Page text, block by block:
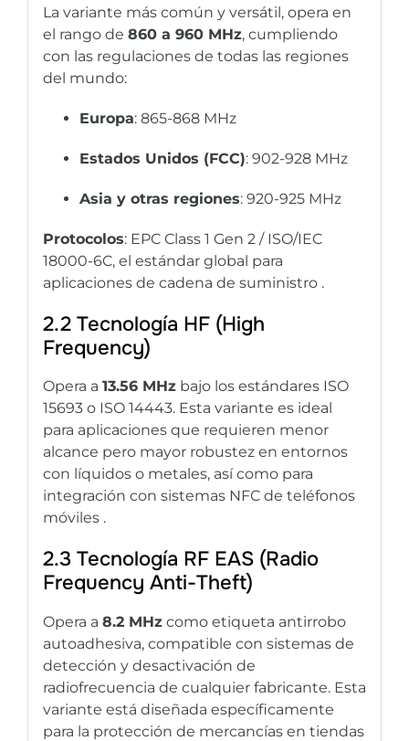
La variante más común y versátil, opera en
el rango de 860 a 960 MHz, cumpliendo
con las regulaciones de todas las regiones
del mundo:
Europa: 865-868 MHz
Estados Unidos (FCC): 902-928 MHz
Asia y otras regiones: 920-925 MHz
Protocolos: EPC Class 1 Gen 2 / ISO/IEC
18000-6C, el estándar global para
aplicaciones de cadena de suministro .
2.2 Tecnología HF (High
Frequency)
Opera a 13.56 MHzbajo los estándares ISO
15693 o ISO 14443. Esta variante es ideal
para aplicaciones que requieren menor
alcance pero mayor robustez en entornos
con líquidos o metales, así como para
integración con sistemas NFC de teléfonos
móviles .
2.3 Tecnología RF EAS (Radio
Frequency Anti-Theft)
Opera a 8.2 MHzcomo etiqueta antirrobo
autoadhesiva, compatible con sistemas de
detección y desactivación de
radiofrecuencia de cualquier fabricante. Esta
variante está diseñada específicamente
para la protección de mercancías en tiendas